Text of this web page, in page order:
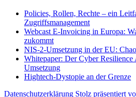
Policies, Rollen, Rechte – ein
Zugriffsmanagement
Webcast E-Invoicing in Europa:
zukommt
NIS-2-Umsetzung in der EU:
Whitepaper: Der Cyber
Umsetzung
Hightech-Dystopie an der Grenze
Datenschutzerklärung Stolz präsentiert